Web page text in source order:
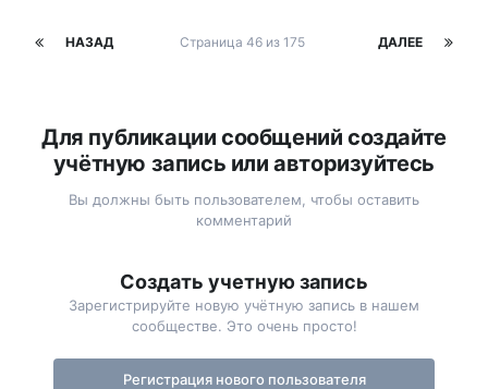
НАЗАД ДАЛЕЕ
Страница 46 из 175
Для публикации сообщений создайте
учётную запись или авторизуйтесь
Вы должны быть пользователем, чтобы оставить
комментарий
Создать учетную запись
Зарегистрируйте новую учётную запись в нашем
сообществе. Это очень просто!
Регистрация нового пользователя